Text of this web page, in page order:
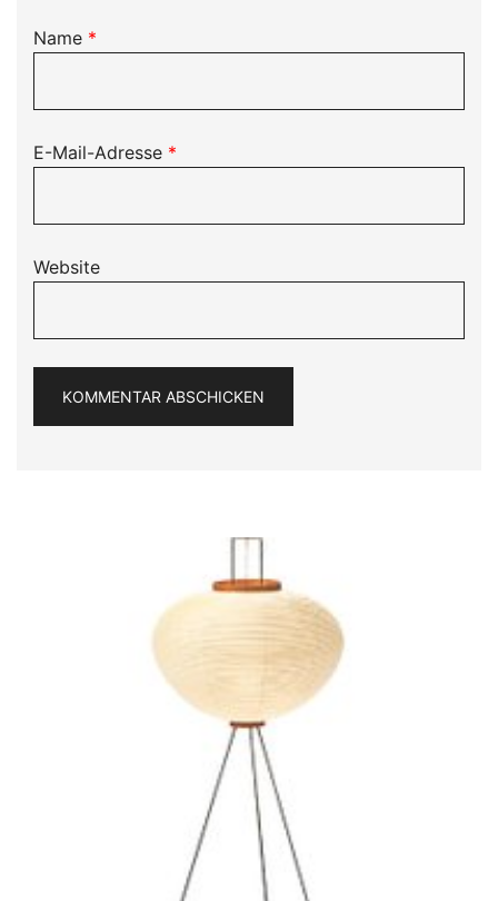
Name *
E-Mail-Adresse *
Website